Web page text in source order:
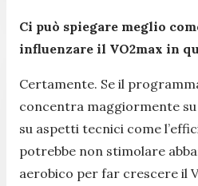
Ci può spiegare meglio
influenzare il VO2max in
Certamente. Se il
concentra maggiormente
su aspetti tecnici come
potrebbe non stimolare
aerobico per far crescere il